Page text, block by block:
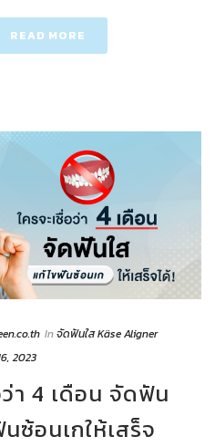
READ MORE
Inจัดฟันใส Käse Aligner
2023
ว่า 4 เดือน จัดฟัน
ซ้อนเกให้เสร็จ